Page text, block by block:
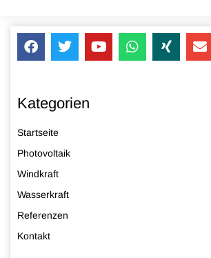
Kategorien
Startseite
Photovoltaik
Windkraft
Wasserkraft
Referenzen
Kontakt